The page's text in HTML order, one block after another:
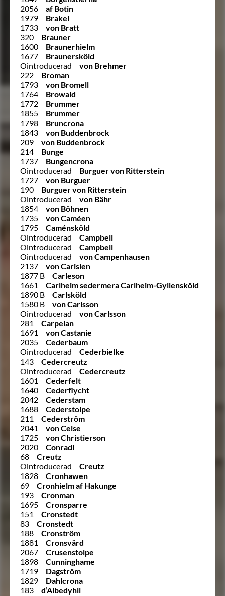
2056
af Botin
1979
Brakel
1733
von Bratt
320
Brauner
1600
Braunerhielm
1677
Braunersköld
Ointroducerad
von Brehmer
222
Broman
1793
von Bromell
1764
Browald
1772
Brummer
1855
Brummer
1798
Bruncrona
1843
von Buddenbrock
209
von Buddenbrock
214
Bunge
1737
Bungencrona
Ointroducerad
Burguer von Ritterstein
1727
von Burguer
190
Burguer von Ritterstein
Ointroducerad
von Bähr
1854
von Böhnen
1735
von Caméen
1795
Caménsköld
Ointroducerad
Campbell
Ointroducerad
Campbell
Ointroducerad
von Campenhausen
2137
von Carisien
1877 B
Carleson
1661
Carlheim sedermera Carlheim-Gyllensköld
1890 B
Carlsköld
1580 B
von Carlsson
Ointroducerad
von Carlsson
281
Carpelan
1691
von Castanie
2035
Cederbaum
Ointroducerad
Cederbielke
143
Cedercreutz
Ointroducerad
Cedercreutz
1601
Cederfelt
1640
Cederflycht
2042
Cederstam
1688
Cederstolpe
211
Cederström
2041
von Celse
1725
von Christierson
2020
Conradi
68
Creutz
Ointroducerad
Creutz
1828
Cronhawen
69
Cronhielm af Hakunge
193
Cronman
1695
Cronsparre
151
Cronstedt
83
Cronstedt
188
Cronström
1881
Cronsvärd
2067
Crusenstolpe
1898
Cunninghame
1719
Dagström
1829
Dahlcrona
183
d’Albedyhll